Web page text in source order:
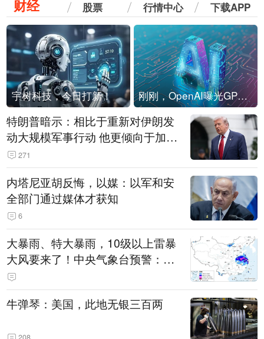
财经 股票 行情中心 下载APP
宇树科技，今日打新！ 刚刚，OpenAI曝光GPT-6！传10万亿参数，8月强行发布
特朗普暗示：相比于重新对伊朗发
动大规模军事行动 他更倾向于加大
经济施压
271
内塔尼亚胡反悔，以媒：以军和安
全部门通过媒体才获知
6
大暴雨、特大暴雨，10级以上雷暴
大风要来了！中央气象台预警：今
天到明天，浙江、安徽有特大暴雨
牛弹琴：美国，此地无银三百两